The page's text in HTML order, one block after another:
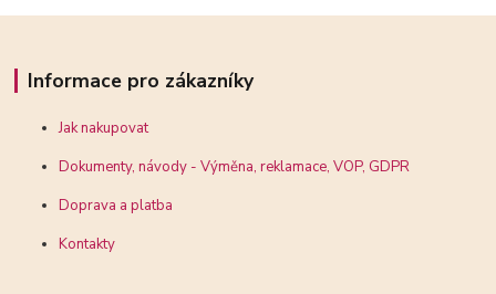
Informace pro zákazníky
Jak nakupovat
Dokumenty, návody - Výměna, reklamace, VOP, GDPR
Doprava a platba
Kontakty